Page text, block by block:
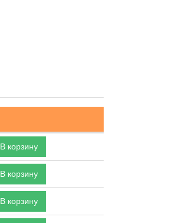
В корзину
В корзину
В корзину